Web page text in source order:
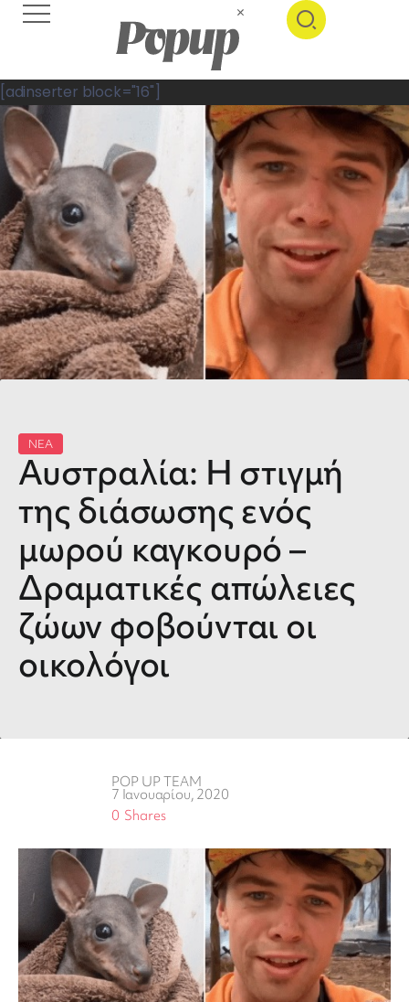
[adinserter block="16"]
ΝΕΑ
Αυστραλία: Η στιγμή
της διάσωσης ενός
μωρού καγκουρό –
Δραματικές απώλειες
ζώων φοβούνται οι
οικολόγοι
POP UP TEAM
7 Ιανουαρίου, 2020
Shares
0